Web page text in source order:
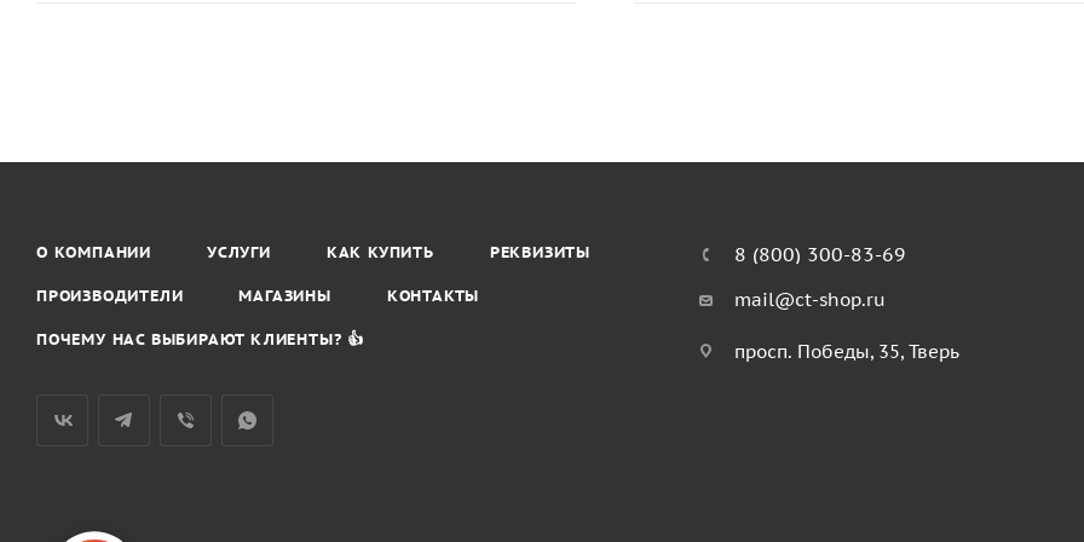
О КОМПАНИИ УСЛУГИ КАК КУПИТЬ РЕКВИЗИТЫ
ПРОИЗВОДИТЕЛИ МАГАЗИНЫ КОНТАКТЫ
ПОЧЕМУ НАС ВЫБИРАЮТ КЛИЕНТЫ? 👍
8 (800) 300-83-69
mail@ct-shop.ru
просп. Победы, 35, Тверь